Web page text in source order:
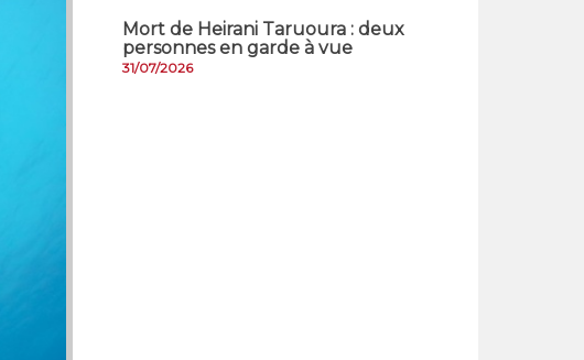
Mort de Heirani Taruoura : deux
personnes en garde à vue
31/07/2026